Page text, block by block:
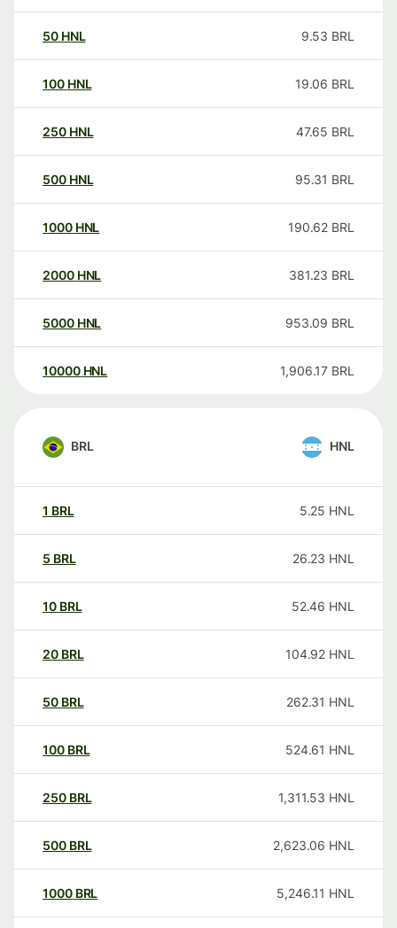
50 HNL 9.53 BRL
100 HNL 19.06 BRL
250 HNL 47.65 BRL
500 HNL 95.31 BRL
1000 HNL 190.62 BRL
2000 HNL 381.23 BRL
5000 HNL 953.09 BRL
10000 HNL 1,906.17 BRL
BRL HNL
1 BRL 5.25 HNL
5 BRL 26.23 HNL
10 BRL 52.46 HNL
20 BRL 104.92 HNL
50 BRL 262.31 HNL
100 BRL 524.61 HNL
250 BRL 1,311.53 HNL
500 BRL 2,623.06 HNL
1000 BRL 5,246.11 HNL